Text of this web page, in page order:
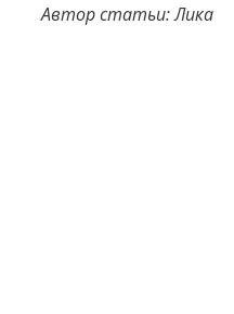
Автор статьи: Лика